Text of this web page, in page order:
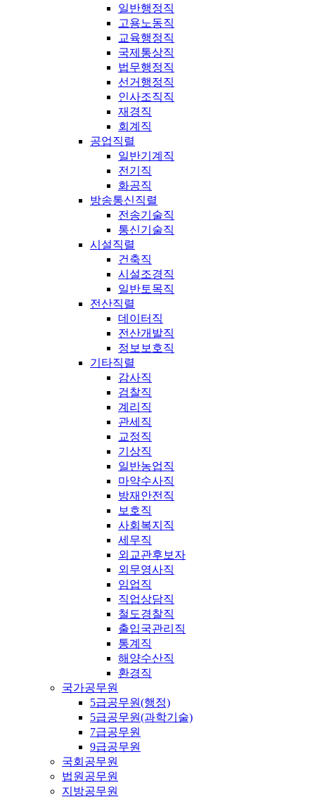
일반행정직
고용노동직
교육행정직
국제통상직
법무행정직
선거행정직
인사조직직
재경직
회계직
공업직렬
일반기계직
전기직
화공직
방송통신직렬
전송기술직
통신기술직
시설직렬
건축직
시설조경직
일반토목직
전산직렬
데이터직
전산개발직
정보보호직
기타직렬
감사직
검찰직
계리직
관세직
교정직
기상직
일반농업직
마약수사직
방재안전직
보호직
사회복지직
세무직
외교관후보자
외무영사직
임업직
직업상담직
철도경찰직
출입국관리직
통계직
해양수산직
환경직
국가공무원
5급공무원(행정)
5급공무원(과학기술)
7급공무원
9급공무원
국회공무원
법원공무원
지방공무원